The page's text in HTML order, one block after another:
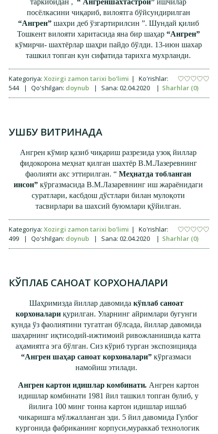
таркибидан , “ Ангреншахтастрой” ишчилар
посёлкасини чиқариб, вилоятга бўйсундирилган
“Ангрен”шахри деб ўзгартирилсин ”. Шундай қилиб
Тошкент вилояти харитасида яна бир шаҳар “Ангрен”
кўмирчи- шахтёрлар шаҳри пайдо бўлди. 13-июн шахар
ташкил топган кун сифатида тарихга мухрланди.
Kategoriya: Xozirgi zamon tarixi bo'limi |
Ko'rishlar:
544
| Qo'shilgan: doynub | Sana: 02.04.2020 | Sharhlar (0)
УШБУ ВИТРИНАДА
Ангрен кўмир қазиб чиқариш разрезида узоқ йиллар
фидокорона меҳнат қилган шахтёр В.М.Лазеревнинг
фаолияти акс эттирилган. “ Меҳнатда тобланган
инсон” кўргазмасида В.М.Лазаревнинг иш жараёнидаги
суратлари, касбдош дўстлари билан мулоқоти
тасвирлари ва шахсий буюмлари қўйилган.
Kategoriya: Xozirgi zamon tarixi bo'limi |
Ko'rishlar:
499
| Qo'shilgan: doynub | Sana: 02.04.2020 | Sharhlar (0)
КЎПЛАБ САНОАТ КОРХОНАЛАРИ
Шаҳримизда йиллар давомида кўплаб саноат
корхоналариқурилган. Уларнинг айримлари бугунги
кунда ўз фаолиятини тугатган бўлсада, йиллар давомида
шаҳарнинг иқтисодий-ижтимоий ривожланишида катта
аҳамиятга эга бўлган. Сиз кўриб турган экспозицияда
“Ангрен шаҳар саноат корхоналари” кўргазмаси
намойиш этилади.
Ангрен картон идишлар комбинати. Ангрен картон
идишлар комбинати 1981 йил ташкил топган булиб, у
йилига 100 минг тонна картон идишлар ишлаб
чикаришга мўлжалланган эди. 5 йил давомида Гулбог
кургонида фабриканинг корпуси,мураккаб технологик